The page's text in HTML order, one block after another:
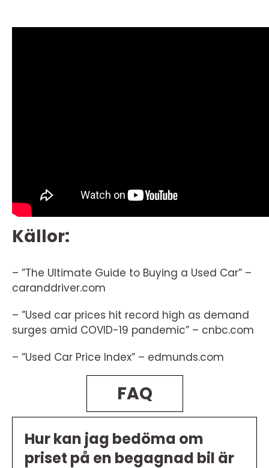
Källor:
– ”The Ultimate Guide to Buying a Used Car” –
caranddriver.com
– ”Used car prices hit record high as demand
surges amid COVID-19 pandemic” – cnbc.com
– ”Used Car Price Index” – edmunds.com
FAQ
Hur kan jag bedöma om
priset på en begagnad bil är